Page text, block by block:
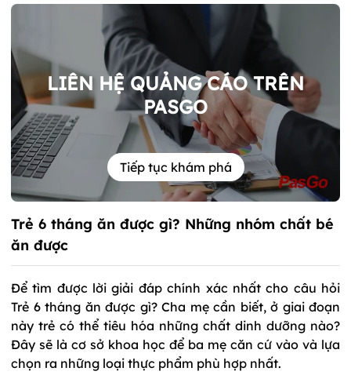
LIÊN HỆ QUẢNG CÁO TRÊN
PASGO
Tiếp tục khám phá
Trẻ 6 tháng ăn được gì? Những nhóm chất bé
ăn được
Để tìm được lời giải đáp chính xác nhất cho câu hỏi
Trẻ 6 tháng ăn được gì? Cha mẹ cần biết, ở giai đoạn
này trẻ có thể tiêu hóa những chất dinh dưỡng nào?
Đây sẽ là cơ sở khoa học để ba mẹ căn cứ vào và lựa
chọn ra những loại thực phẩm phù hợp nhất.